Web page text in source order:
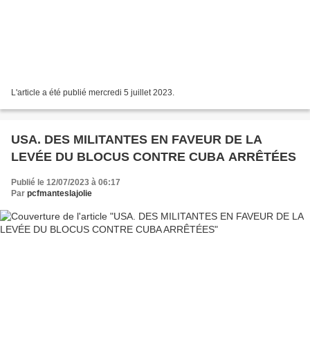
L'article a été publié mercredi 5 juillet 2023.
USA. DES MILITANTES EN FAVEUR DE LA
LEVÉE DU BLOCUS CONTRE CUBA ARRÊTÉES
Publié le 12/07/2023 à 06:17
Par pcfmanteslajolie